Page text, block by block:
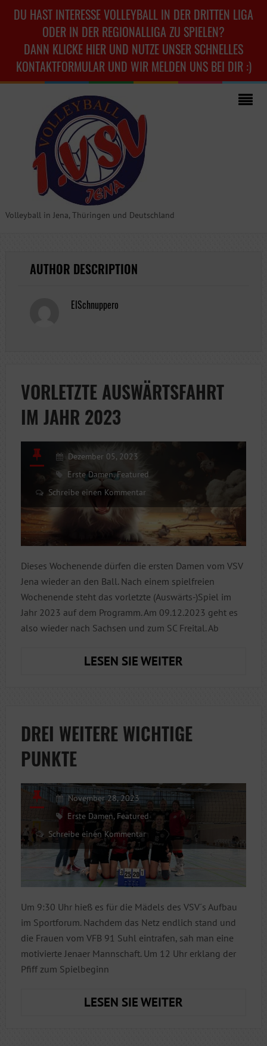
DU HAST INTERESSE VOLLEYBALL IN DER DRITTEN LIGA
ODER IN DER REGIONALLIGA ZU SPIELEN?
DANN KLICKE HIER UND NUTZE UNSER SCHNELLES
KONTAKTFORMULAR UND WIR MELDEN UNS BEI DIR :)
Volleyball in Jena, Thüringen und Deutschland
AUTHOR DESCRIPTION
ElSchnuppero
VORLETZTE AUSWÄRTSFAHRT
IM JAHR 2023
Dezember 05, 2023
Erste Damen,Featured
Schreibe einen Kommentar
Dieses Wochenende dürfen die ersten Damen vom VSV
Jena wieder an den Ball. Nach einem spielfreien
Wochenende steht das vorletzte (Auswärts-)Spiel im
Jahr 2023 auf dem Programm. Am 09.12.2023 geht es
also wieder nach Sachsen und zum SC Freital. Ab
LESEN SIE WEITERVORLETZTE
2023
DREI WEITERE WICHTIGE
PUNKTE
November 28, 2023
Erste Damen, Featured
Schreibe einen Kommentar
Um 9:30 Uhr hieß es für die Mädels des VSV´s Aufbau
im Sportforum. Nachdem das Netz endlich stand und
die Frauen vom VFB 91 Suhl eintrafen, sah man eine
motivierte Jenaer Mannschaft. Um 12 Uhr erklang der
Pfiff zum Spielbeginn
LESEN SIE WEITERDREI